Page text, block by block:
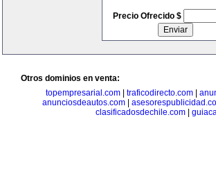
Precio Ofrecido $
Otros dominios en venta:
topempresarial.com
traficodirecto.com
anunciosdeautos.com|
clasificadosdechile.com|